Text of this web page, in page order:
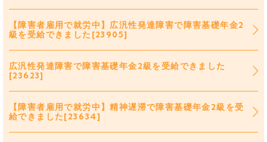
【障害者雇用で就労中】広汎性発達障害で障害基礎年金2
級を受給できました[23905]
広汎性発達障害で障害基礎年金2級を受給できました
[23623]
【障害者雇用で就労中】精神遅滞で障害基礎年金2級を受
給できました[23634]